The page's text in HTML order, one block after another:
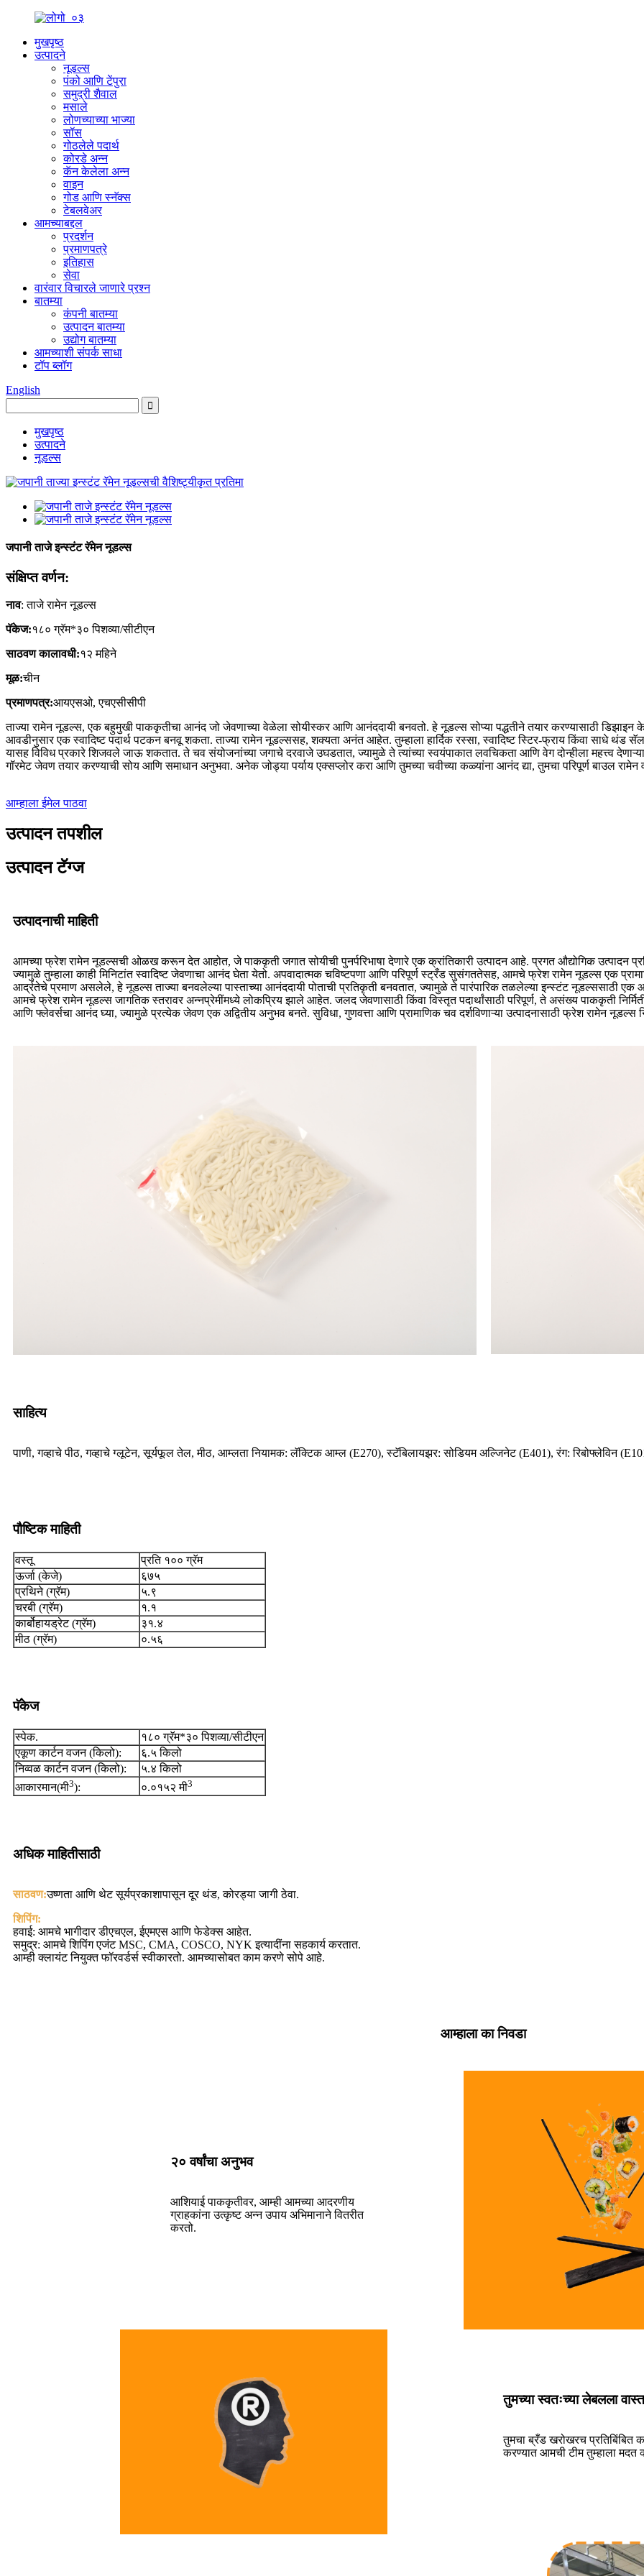
मुखपृष्ठ
उत्पादने
नूडल्स
पंको आणि टेंपुरा
समुद्री शैवाल
मसाले
लोणच्याच्या भाज्या
सॉस
गोठलेले पदार्थ
कोरडे अन्न
कॅन केलेला अन्न
वाइन
गोड आणि स्नॅक्स
टेबलवेअर
आमच्याबद्दल
प्रदर्शन
प्रमाणपत्रे
इतिहास
सेवा
वारंवार विचारले जाणारे प्रश्न
बातम्या
कंपनी बातम्या
उत्पादन बातम्या
उद्योग बातम्या
आमच्याशी संपर्क साधा
टॉप ब्लॉग
English
मुखपृष्ठ
उत्पादने
नूडल्स
जपानी ताजे इन्स्टंट रॅमेन नूडल्स
संक्षिप्त वर्णन:
नाव: ताजे रामेन नूडल्स
पॅकेज:१८० ग्रॅम*३० पिशव्या/सीटीएन
साठवण कालावधी:१२ महिने
मूळ:चीन
प्रमाणपत्र:आयएसओ, एचएसीसीपी
ताज्या रामेन नूडल्स, एक बहुमुखी पाककृतीचा आनंद जो जेवणाच्या वेळेला सोयीस्कर आणि आनंददायी बनवतो. हे नूडल्स सोप्या पद्धतीने तयार करण्यासाठी
आवडीनुसार एक स्वादिष्ट पदार्थ पटकन बनवू शकता. ताज्या रामेन नूडल्ससह, शक्यता अनंत आहेत. तुम्हाला हार्दिक रस्सा, स्वादिष्ट स्टिर-फ्राय किंवा
यासह विविध प्रकारे शिजवले जाऊ शकतात. ते चव संयोजनांच्या जगाचे दरवाजे उघडतात, ज्यामुळे ते त्यांच्या स्वयंपाकात लवचिकता आणि वेग दोन्हीला महत्त्व
गॉरमेट जेवण तयार करण्याची सोय आणि समाधान अनुभवा. अनेक जोड्या पर्याय एक्सप्लोर करा आणि तुमच्या चवीच्या कळ्यांना आनंद द्या, तुमचा परिपूर्ण बाउल
आम्हाला ईमेल पाठवा
उत्पादन तपशील
उत्पादन टॅग्ज
उत्पादनाची माहिती
आमच्या फ्रेश रामेन नूडल्सची ओळख करून देत आहोत, जे पाककृती जगात सोयीची पुनर्परिभाषा देणारे एक क्रांतिकारी उत्पादन आहे. प्रगत औद्योगिक उत्पादन
ज्यामुळे तुम्हाला काही मिनिटांत स्वादिष्ट जेवणाचा आनंद घेता येतो. अपवादात्मक चविष्टपणा आणि परिपूर्ण स्ट्रँड सुसंगततेसह, आमचे फ्रेश रामेन नूडल्स एक
आर्द्रतेचे प्रमाण असलेले, हे नूडल्स ताज्या बनवलेल्या पास्ताच्या आनंददायी पोताची प्रतिकृती बनवतात, ज्यामुळे ते पारंपारिक तळलेल्या इन्स्टंट नूडल्ससाठी एक
आमचे फ्रेश रामेन नूडल्स जागतिक स्तरावर अन्नप्रेमींमध्ये लोकप्रिय झाले आहेत. जलद जेवणासाठी किंवा विस्तृत पदार्थांसाठी परिपूर्ण, ते असंख्य पाककृती
आणि फ्लेवर्सचा आनंद घ्या, ज्यामुळे प्रत्येक जेवण एक अद्वितीय अनुभव बनते. सुविधा, गुणवत्ता आणि प्रामाणिक चव दर्शविणाऱ्या उत्पादनासाठी फ्रेश रामेन
साहित्य
पाणी, गव्हाचे पीठ, गव्हाचे ग्लूटेन, सूर्यफूल तेल, मीठ, आम्लता नियामक: लॅक्टिक आम्ल (E270), स्टॅबिलायझर: सोडियम अल्जिनेट (E401), रंग: रिबोफ्लेविन
पौष्टिक माहिती
वस्तू
प्रति १०० ग्रॅम
ऊर्जा (केजे)
६७५
प्रथिने (ग्रॅम)
५.९
चरबी (ग्रॅम)
१.१
कार्बोहायड्रेट (ग्रॅम)
३१.४
मीठ (ग्रॅम)
०.५६
पॅकेज
स्पेक.
१८० ग्रॅम*३० पिशव्या/सीटीएन
एकूण कार्टन वजन (किलो):
६.५ किलो
निव्वळ कार्टन वजन (किलो):
५.४ किलो
आकारमान(मी3): ०.०१५२ मी3
अधिक माहितीसाठी
साठवण:उष्णता आणि थेट सूर्यप्रकाशापासून दूर थंड, कोरड्या जागी ठेवा.
शिपिंग:
हवाई: आमचे भागीदार डीएचएल, ईएमएस आणि फेडेक्स आहेत.
समुद्र: आमचे शिपिंग एजंट MSC, CMA, COSCO, NYK इत्यादींना सहकार्य करतात.
आम्ही क्लायंट नियुक्त फॉरवर्डर्स स्वीकारतो. आमच्यासोबत काम करणे सोपे आहे.
आम्हाला का निवडा
२० वर्षांचा अनुभव
आशियाई पाककृतीवर, आम्ही आमच्या आदरणीय
ग्राहकांना उत्कृष्ट अन्न उपाय अभिमानाने वितरीत
करतो.
तुमच्या स्वतःच्या लेबलला
तुमचा ब्रँड खरोखरच प्रतिबिंबित
करण्यात आमची टीम तुम्हाला